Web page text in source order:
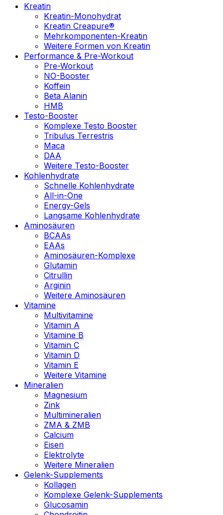
Kreatin
Kreatin-Monohydrat
Kreatin Creapure®
Mehrkomponenten-Kreatin
Weitere Formen von Kreatin
Performance & Pre-Workout
Pre-Workout
NO-Booster
Koffein
Beta Alanin
HMB
Testo-Booster
Komplexe Testo Booster
Tribulus Terrestris
Maca
DAA
Weitere Testo-Booster
Kohlenhydrate
Schnelle Kohlenhydrate
All-in-One
Energy-Gels
Langsame Kohlenhydrate
Aminosäuren
BCAAs
EAAs
Aminosäuren-Komplexe
Glutamin
Citrullin
Arginin
Weitere Aminosäuren
Vitamine
Multivitamine
Vitamin A
Vitamine B
Vitamin C
Vitamin D
Vitamin E
Weitere Vitamine
Mineralien
Magnesium
Zink
Multimineralien
ZMA & ZMB
Calcium
Eisen
Elektrolyte
Weitere Mineralien
Gelenk-Supplements
Kollagen
Komplexe Gelenk-Supplements
Glucosamin